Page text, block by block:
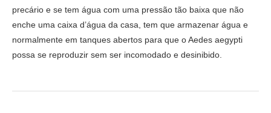
precário e se tem água com uma pressão tão baixa que não
enche uma caixa d’água da casa, tem que armazenar água e
normalmente em tanques abertos para que o Aedes aegypti
possa se reproduzir sem ser incomodado e desinibido.